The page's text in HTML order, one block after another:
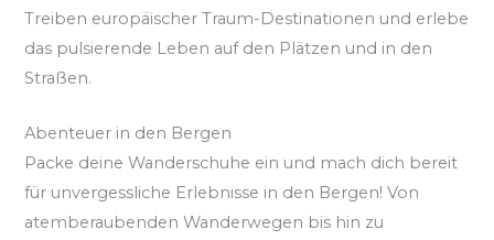
Treiben europäischer Traum-Destinationen und erlebe
das pulsierende Leben auf den Plätzen und in den
Straßen.
Abenteuer in den Bergen
Packe deine Wanderschuhe ein und mach dich bereit
für unvergessliche Erlebnisse in den Bergen! Von
atemberaubenden Wanderwegen bis hin zu